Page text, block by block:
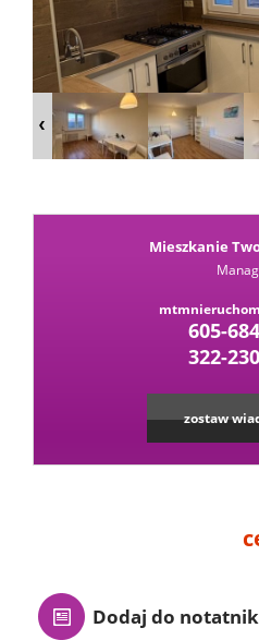
Mieszkanie
605-
322-
zostaw
Dodaj do